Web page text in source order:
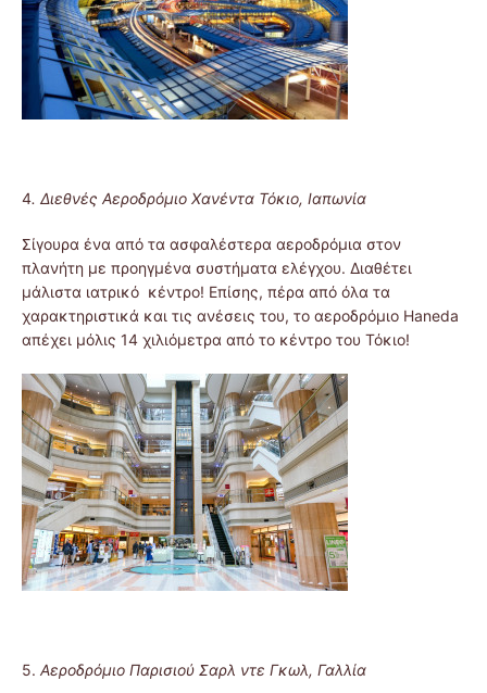
4. Διεθνές Αεροδρόμιο Χανέντα Τόκιο, Ιαπωνία
Σίγουρα ένα από τα ασφαλέστερα αεροδρόμια στον
πλανήτη με προηγμένα συστήματα ελέγχου. Διαθέτει
μάλιστα ιατρικό κέντρο! Επίσης, πέρα ​​από όλα τα
χαρακτηριστικά και τις ανέσεις του, το αεροδρόμιο Haneda
απέχει μόλις 14 χιλιόμετρα από το κέντρο του Τόκιο!
5. Αεροδρόμιο Παρισιού Σαρλ ντε Γκωλ, Γαλλία